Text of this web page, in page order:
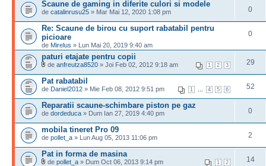
Scaune de gaming in diferite culori si modele
de catalinrusu25 » Mar Mai 12, 2020 1:08 pm 0
Re: Scaune de birou cu suport rabatabil pentru
picioare
de Mirelus » Lun Mai 20, 2019 9:40 am
0
paturi etajate pentru copii
1 2 3
de anfreutza8520 » Joi Feb 02, 2012 9:18 am 29
Pat rabatabil
1 4 5 6
de Daniel2012 » Mie Feb 08, 2012 9:51 pm 52
Reparatii scaune-schimbare piston pe gaz
de dordeduca » Dum Ian 27, 2019 4:40 pm 0
mobila tineret Pro 09
de pollet_a » Lun Aug 05, 2013 11:06 pm 2
Pat in forma de masina
1 2
de pollet_a » Dum Oct 06, 2013 9:14 pm 14